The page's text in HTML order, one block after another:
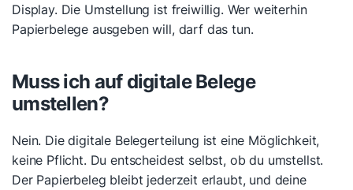
Display. Die Umstellung ist freiwillig. Wer weiterhin
Papierbelege ausgeben will, darf das tun.
Muss ich auf digitale Belege
umstellen?
Nein. Die digitale Belegerteilung ist eine Möglichkeit,
keine Pflicht. Du entscheidest selbst, ob du umstellst.
Der Papierbeleg bleibt jederzeit erlaubt, und deine